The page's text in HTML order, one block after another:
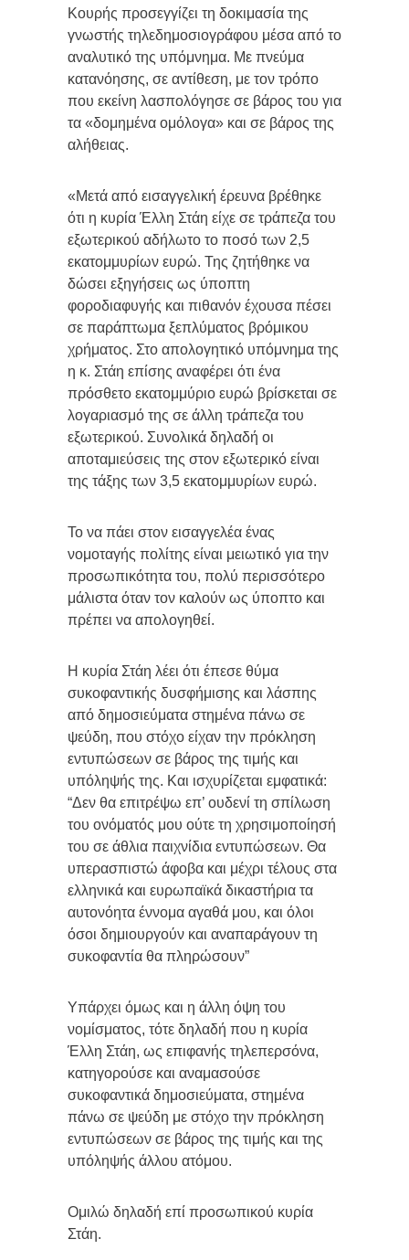
Κουρής προσεγγίζει τη δοκιμασία της
γνωστής τηλεδημοσιογράφου μέσα από το
αναλυτικό της υπόμνημα. Με πνεύμα
κατανόησης, σε αντίθεση, με τον τρόπο
που εκείνη λασπολόγησε σε βάρος του για
τα «δομημένα ομόλογα» και σε βάρος της
αλήθειας.
«Μετά από εισαγγελική έρευνα βρέθηκε
ότι η κυρία Έλλη Στάη είχε σε τράπεζα του
εξωτερικού αδήλωτο το ποσό των 2,5
εκατομμυρίων ευρώ. Της ζητήθηκε να
δώσει εξηγήσεις ως ύποπτη
φοροδιαφυγής και πιθανόν έχουσα πέσει
σε παράπτωμα ξεπλύματος βρόμικου
χρήματος. Στο απολογητικό υπόμνημα της
η κ. Στάη επίσης αναφέρει ότι ένα
πρόσθετο εκατομμύριο ευρώ βρίσκεται σε
λογαριασμό της σε άλλη τράπεζα του
εξωτερικού. Συνολικά δηλαδή οι
αποταμιεύσεις της στον εξωτερικό είναι
της τάξης των 3,5 εκατομμυρίων ευρώ.
Το να πάει στον εισαγγελέα ένας
νομοταγής πολίτης είναι μειωτικό για την
προσωπικότητα του, πολύ περισσότερο
μάλιστα όταν τον καλούν ως ύποπτο και
πρέπει να απολογηθεί.
Η κυρία Στάη λέει ότι έπεσε θύμα
συκοφαντικής δυσφήμισης και λάσπης
από δημοσιεύματα στημένα πάνω σε
ψεύδη, που στόχο είχαν την πρόκληση
εντυπώσεων σε βάρος της τιμής και
υπόληψής της. Και ισχυρίζεται εμφατικά:
“Δεν θα επιτρέψω επ’ ουδενί τη σπίλωση
του ονόματός μου ούτε τη χρησιμοποίησή
του σε άθλια παιχνίδια εντυπώσεων. Θα
υπερασπιστώ άφοβα και μέχρι τέλους στα
ελληνικά και ευρωπαϊκά δικαστήρια τα
αυτονόητα έννομα αγαθά μου, και όλοι
όσοι δημιουργούν και αναπαράγουν τη
συκοφαντία θα πληρώσουν”
Υπάρχει όμως και η άλλη όψη του
νομίσματος, τότε δηλαδή που η κυρία
Έλλη Στάη, ως επιφανής τηλεπερσόνα,
κατηγορούσε και αναμασούσε
συκοφαντικά δημοσιεύματα, στημένα
πάνω σε ψεύδη με στόχο την πρόκληση
εντυπώσεων σε βάρος της τιμής και της
υπόληψής άλλου ατόμου.
Ομιλώ δηλαδή επί προσωπικού κυρία
Στάη.